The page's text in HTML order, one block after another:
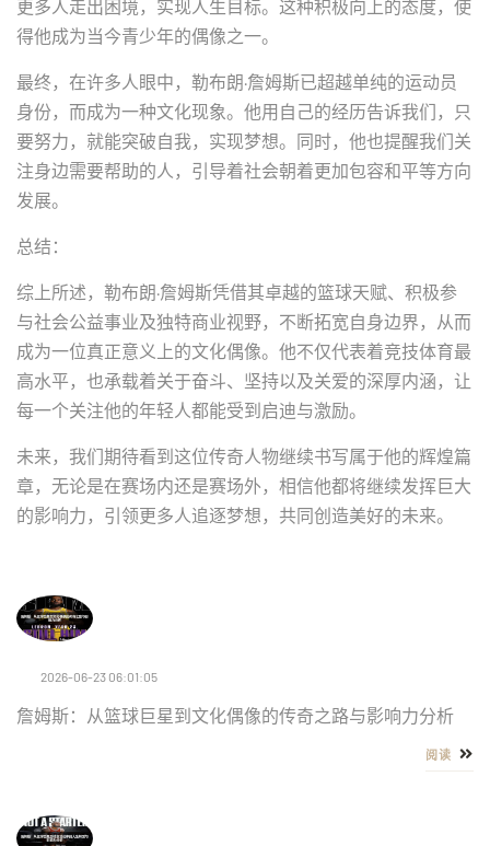
更多人走出困境，实现人生目标。这种积极向上的态度，使
得他成为当今青少年的偶像之一。
最终，在许多人眼中，勒布朗·詹姆斯已超越单纯的运动员
身份，而成为一种文化现象。他用自己的经历告诉我们，只
要努力，就能突破自我，实现梦想。同时，他也提醒我们关
注身边需要帮助的人，引导着社会朝着更加包容和平等方向
发展。
总结：
综上所述，勒布朗·詹姆斯凭借其卓越的篮球天赋、积极参
与社会公益事业及独特商业视野，不断拓宽自身边界，从而
成为一位真正意义上的文化偶像。他不仅代表着竞技体育最
高水平，也承载着关于奋斗、坚持以及关爱的深厚内涵，让
每一个关注他的年轻人都能受到启迪与激励。
未来，我们期待看到这位传奇人物继续书写属于他的辉煌篇
章，无论是在赛场内还是赛场外，相信他都将继续发挥巨大
的影响力，引领更多人追逐梦想，共同创造美好的未来。
2026-06-23 06:01:05
詹姆斯：从篮球巨星到文化偶像的传奇之路与影响力分析
阅读